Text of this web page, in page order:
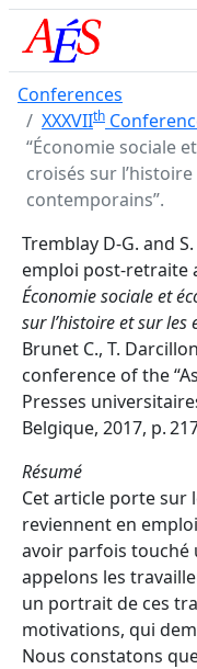
Conferences
XXXVIIth
“Économie sociale
croisés sur
contemporains”.
Tremblay D-G. and
emploi post-retraite
Économie sociale et
sur l’histoire et sur
Brunet C., T.
conference of the
Presses
Belgique, 2017, p.
Résumé
Cet article porte sur
reviennent en
avoir parfois touché
appelons les
un portrait de ces
motivations, qui
Nous constatons